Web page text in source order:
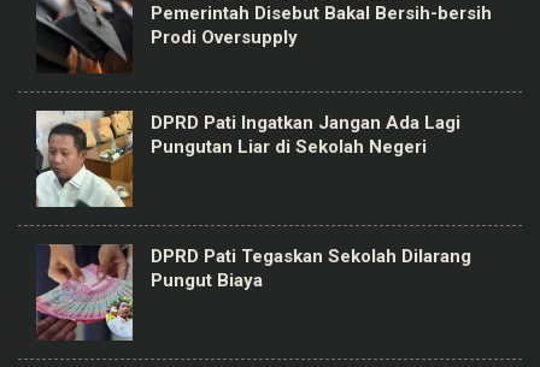
Pemerintah Disebut Bakal Bersih-bersih
Prodi Oversupply
DPRD Pati Ingatkan Jangan Ada Lagi
Pungutan Liar di Sekolah Negeri
DPRD Pati Tegaskan Sekolah Dilarang
Pungut Biaya